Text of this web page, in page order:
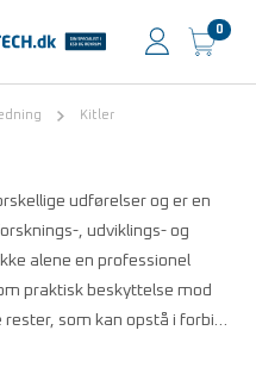
0
Kitler
udførelser og er en
, udviklings- og
alene en professionel
praktisk beskyttelse mod
rester, som kan opstå i forbi…